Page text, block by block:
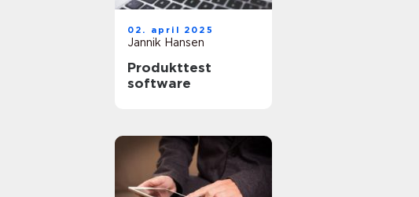
02. april 2025
Jannik Hansen
Produkttest
software